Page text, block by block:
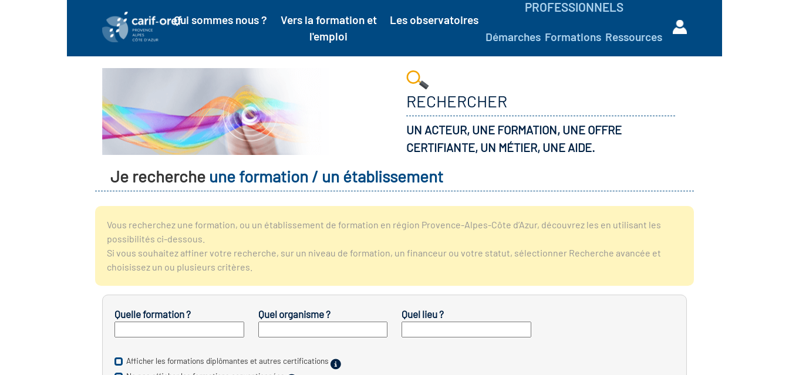
Qui sommes nous ?
Vers la formation et
l'emploi
Les observatoires
PROFESSIONNELS
Démarches Formations Ressources
RECHERCHER
UN ACTEUR, UNE FORMATION, UNE OFFRE
CERTIFIANTE, UN MÉTIER, UNE AIDE.
Je recherche une formation / un établissement
Vous recherchez une formation, ou un établissement de formation en région Provence-Alpes-Côte d’Azur, découvrez les en utilisant les
possibilités ci-dessous.
Si vous souhaitez affiner votre recherche, sur un niveau de formation, un financeur ou votre statut, sélectionner Recherche avancée et
choisissez un ou plusieurs critères.
Quelle formation ? Quel organisme ? Quel lieu ?
Afficher les formations diplômantes et autres certifications